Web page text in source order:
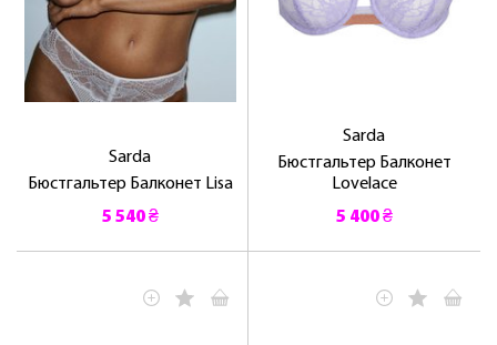
Sarda
Бюстгальтер Балконет Lisa
5 540 ₴
Sarda
Бюстгальтер Балконет
Lovelace
5 400 ₴